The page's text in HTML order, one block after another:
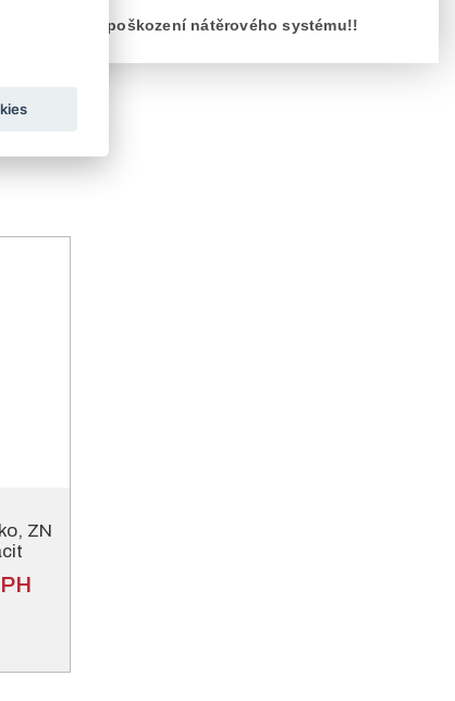
může dojít k poškození nátěrového systému!!
ZN